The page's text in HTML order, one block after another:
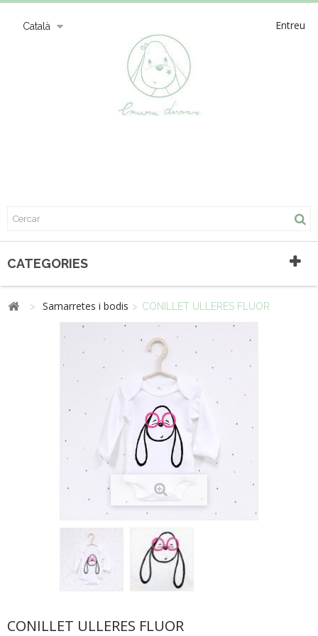
Català Entreu
CATEGORIES
> Samarretes i bodis > CONILLET ULLERES FLUOR
CONILLET ULLERES FLUOR